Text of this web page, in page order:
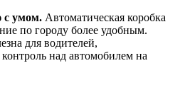
с умом. Автоматическая коробка
по городу более удобным.
для водителей,
над автомобилем на